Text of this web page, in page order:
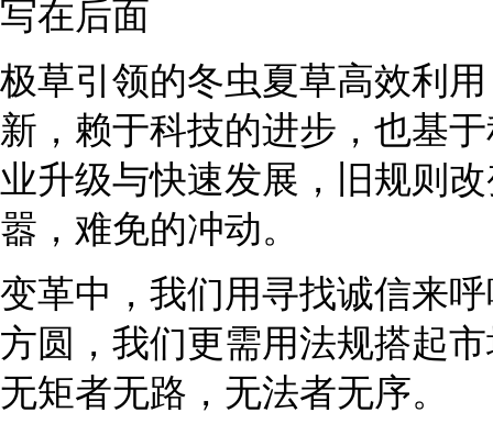
写在后面
极草引领的冬虫夏草高效利
新，赖于科技的进步，也基
业升级与快速发展，旧规则
嚣，难免的冲动。
变革中，我们用寻找诚信来
方圆，我们更需用法规搭起
无矩者无路，无法者无序。